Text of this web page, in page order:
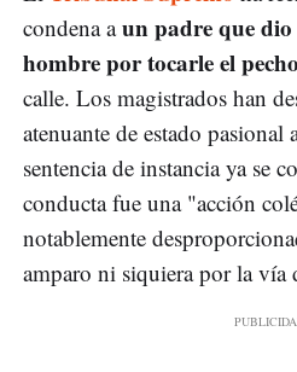
condena aun padre que
hombre por tocarle el
calle. Los magistrados han
atenuante de estado pasional
sentencia de instancia ya se
conducta fue una "acción
notablemente
amparo ni siquiera por la vía